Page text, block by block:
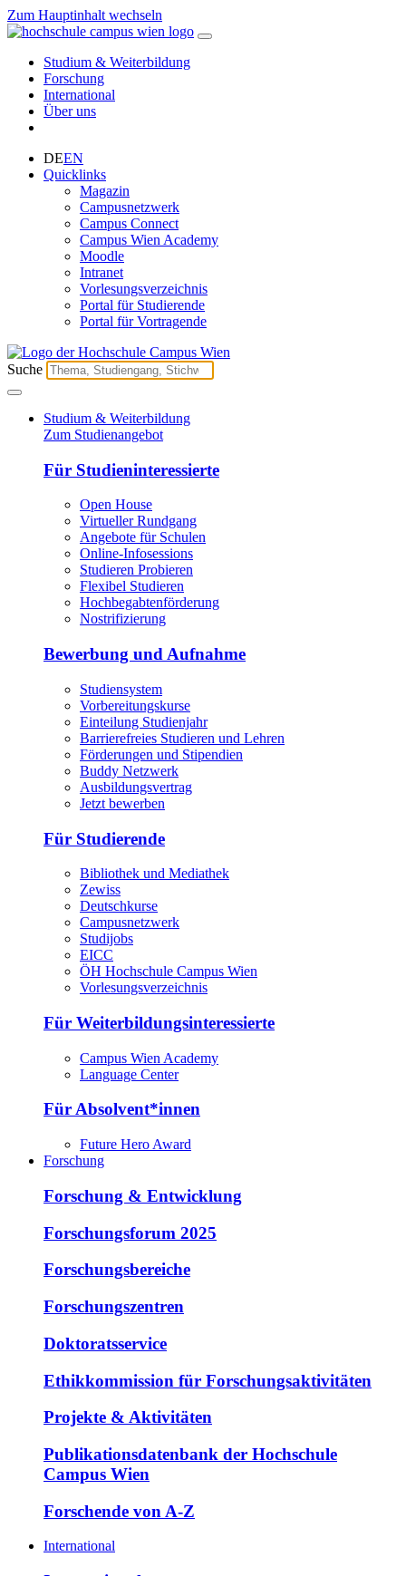
Zum Hauptinhalt wechseln
Studium & Weiterbildung
Forschung
International
Über uns
DEEN
Quicklinks
Magazin
Campusnetzwerk
Campus Connect
Campus Wien Academy
Moodle
Intranet
Vorlesungsverzeichnis
Portal für Studierende
Portal für Vortragende
Suche
Studium & Weiterbildung
Zum Studienangebot
Für Studieninteressierte
Open House
Virtueller Rundgang
Angebote für Schulen
Online-Infosessions
Studieren Probieren
Flexibel Studieren
Hochbegabtenförderung
Nostrifizierung
Bewerbung und Aufnahme
Studiensystem
Vorbereitungskurse
Einteilung Studienjahr
Barrierefreies Studieren und Lehren
Förderungen und Stipendien
Buddy Netzwerk
Ausbildungsvertrag
Jetzt bewerben
Für Studierende
Bibliothek und Mediathek
Zewiss
Deutschkurse
Campusnetzwerk
Studijobs
EICC
ÖH Hochschule Campus Wien
Vorlesungsverzeichnis
Für Weiterbildungsinteressierte
Campus Wien Academy
Language Center
Für Absolvent*innen
Future Hero Award
Forschung
Forschung & Entwicklung
Forschungsforum 2025
Forschungsbereiche
Forschungszentren
Doktoratsservice
Ethikkommission für Forschungsaktivitäten
Projekte & Aktivitäten
Publikationsdatenbank der Hochschule
Campus Wien
Forschende von A-Z
International